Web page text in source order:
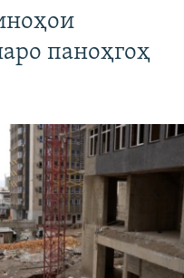
паноҳгоҳ